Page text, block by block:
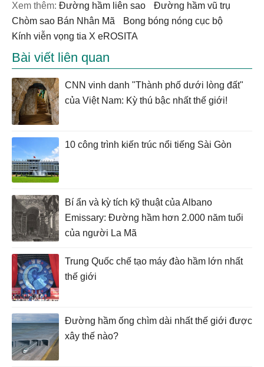
Xem thêm: đường hầm liên sao
đường hầm vũ trụ
chòm sao Bán Nhân Mã
Bong bóng nóng cục bộ
kính viễn vọng tia X eROSITA
Bài viết liên quan
CNN vinh danh "Thành phố dưới lòng đất"
của Việt Nam: Kỳ thú bậc nhất thế giới!
10 công trình kiến trúc nổi tiếng Sài Gòn
Bí ẩn và kỳ tích kỹ thuật của Albano
Emissary: Đường hầm hơn 2.000 năm tuổi
của người La Mã
Trung Quốc chế tạo máy đào hầm lớn nhất
thế giới
Đường hầm ống chìm dài nhất thế giới được
xây thế nào?